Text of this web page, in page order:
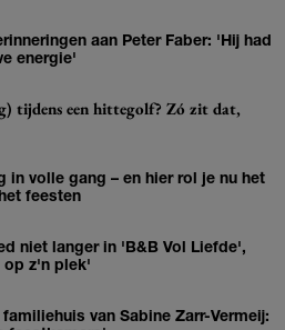
aan Peter Faber: 'Hij had
energie'
tijdens een hittegolf? Zó zit dat,
in volle gang – en hier rol je nu het
feesten
niet langer in 'B&B Vol Liefde',
op z'n plek'
van Sabine Zarr-Vermeij: